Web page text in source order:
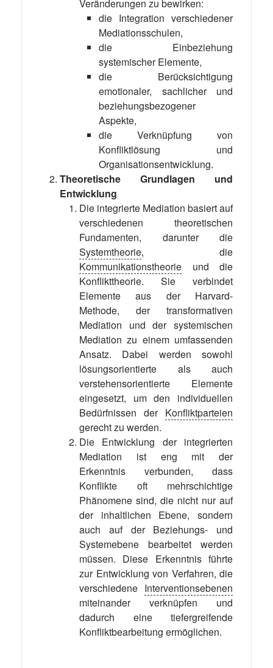
Veränderungen zu bewirken:
die Integration verschiedener
Mediationsschulen,
die Einbeziehung
systemischer Elemente,
die Berücksichtigung
emotionaler, sachlicher und
beziehungsbezogener
Aspekte,
die Verknüpfung von
Konfliktlösung und
Organisationsentwicklung.
Theoretische Grundlagen und
Entwicklung
Die integrierte Mediation basiert auf
verschiedenen theoretischen
Fundamenten, darunter die
Systemtheorie, die
Kommunikationstheorie und die
Konflikttheorie. Sie verbindet
Elemente aus der Harvard-
Methode, der transformativen
Mediation und der systemischen
Mediation zu einem umfassenden
Ansatz. Dabei werden sowohl
lösungsorientierte als auch
verstehensorientierte Elemente
eingesetzt, um den individuellen
Bedürfnissen der Konfliktparteien
gerecht zu werden.
Die Entwicklung der integrierten
Mediation ist eng mit der
Erkenntnis verbunden, dass
Konflikte oft mehrschichtige
Phänomene sind, die nicht nur auf
der inhaltlichen Ebene, sondern
auch auf der Beziehungs- und
Systemebene bearbeitet werden
müssen. Diese Erkenntnis führte
zur Entwicklung von Verfahren, die
verschiedene Interventionsebenen
miteinander verknüpfen und
dadurch eine tiefergreifende
Konfliktbearbeitung ermöglichen.